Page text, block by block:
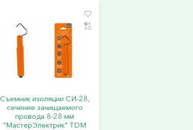
Съемник изоляции СИ-28,
сечение зачищаемого
провода 8-28 мм
"МастерЭлектрик" TDM